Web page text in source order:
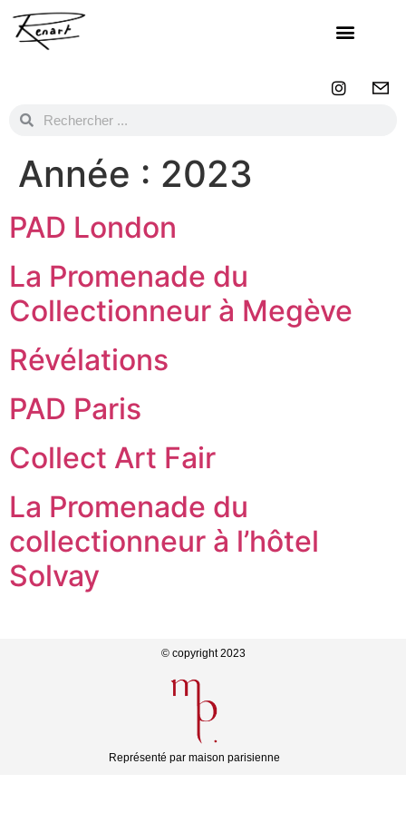
Année : 2023
PAD London
La Promenade du
Collectionneur à Megève
Révélations
PAD Paris
Collect Art Fair
La Promenade du
collectionneur à l’hôtel
Solvay
© copyright 2023
Représenté par maison parisienne